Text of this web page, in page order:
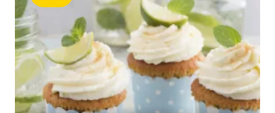
Schritt
von
für
Tipps
für
perfekte
Cupcakes